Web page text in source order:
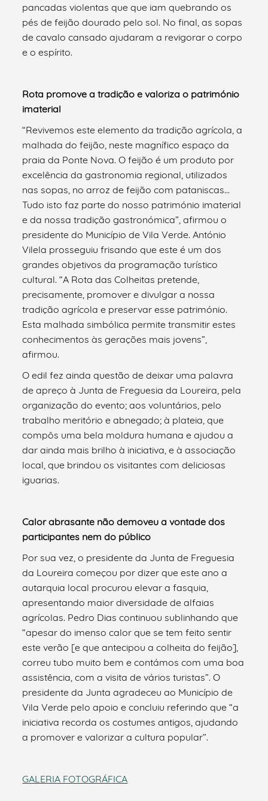
pancadas violentas que que iam quebrando os
pés de feijão dourado pelo sol. No final, as sopas
de cavalo cansado ajudaram a revigorar o corpo
e o espírito.
Rota promove a tradição e valoriza o património
imaterial
“Revivemos este elemento da tradição agrícola, a
malhada do feijão, neste magnífico espaço da
praia da Ponte Nova. O feijão é um produto por
excelência da gastronomia regional, utilizados
nas sopas, no arroz de feijão com pataniscas…
Tudo isto faz parte do nosso património imaterial
e da nossa tradição gastronómica”, afirmou o
presidente do Município de Vila Verde. António
Vilela prosseguiu frisando que este é um dos
grandes objetivos da programação turístico
cultural. “A Rota das Colheitas pretende,
precisamente, promover e divulgar a nossa
tradição agrícola e preservar esse património.
Esta malhada simbólica permite transmitir estes
conhecimentos às gerações mais jovens”,
afirmou.
O edil fez ainda questão de deixar uma palavra
de apreço à Junta de Freguesia da Loureira, pela
organização do evento; aos voluntários, pelo
trabalho meritório e abnegado; à plateia, que
compôs uma bela moldura humana e ajudou a
dar ainda mais brilho à iniciativa, e à associação
local, que brindou os visitantes com deliciosas
iguarias.
Calor abrasante não demoveu a vontade dos
participantes nem do público
Por sua vez, o presidente da Junta de Freguesia
da Loureira começou por dizer que este ano a
autarquia local procurou elevar a fasquia,
apresentando maior diversidade de alfaias
agrícolas. Pedro Dias continuou sublinhando que
“apesar do imenso calor que se tem feito sentir
este verão [e que antecipou a colheita do feijão],
correu tubo muito bem e contámos com uma boa
assistência, com a visita de vários turistas”. O
presidente da Junta agradeceu ao Município de
Vila Verde pelo apoio e concluiu referindo que “a
iniciativa recorda os costumes antigos, ajudando
a promover e valorizar a cultura popular”.
GALERIA FOTOGRÁFICA